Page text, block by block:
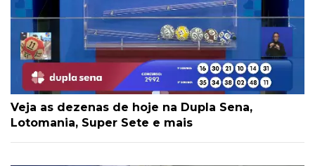
Veja as dezenas de hoje na Dupla Sena,
Lotomania, Super Sete e mais